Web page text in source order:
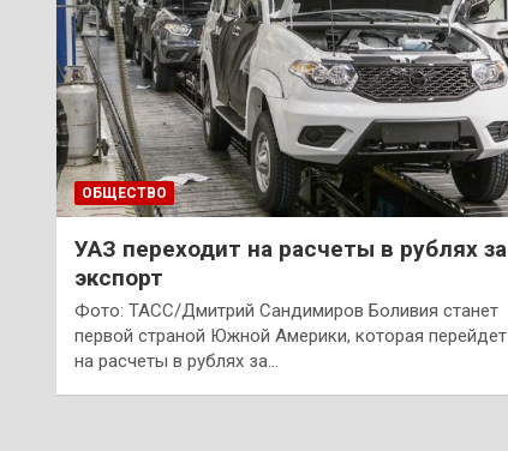
ОБЩЕСТВО
УАЗ переходит на расчеты в рублях за
экспорт
Фото: ТАСС/Дмитрий Сандимиров Боливия станет
первой страной Южной Америки, которая перейдет
на расчеты в рублях за…